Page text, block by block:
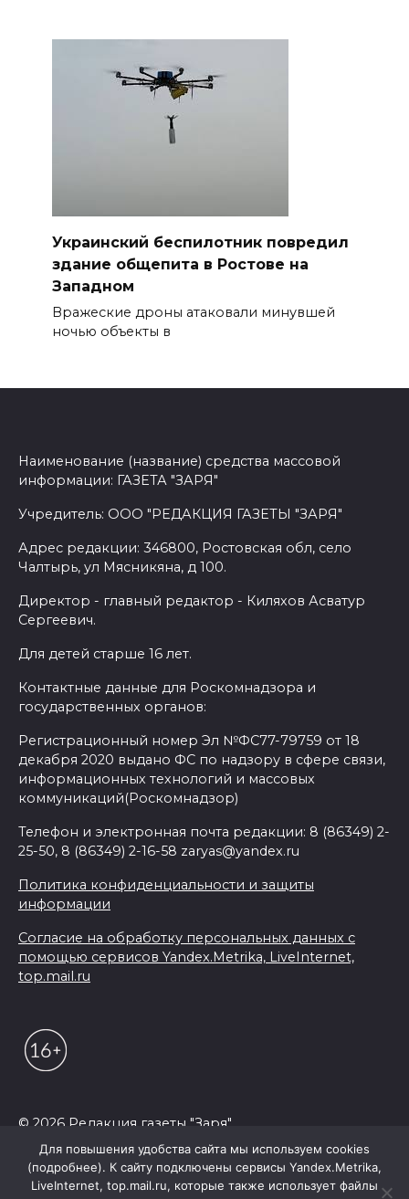
Украинский беспилотник повредил
здание общепита в Ростове на
Западном
Вражеские дроны атаковали минувшей
ночью объекты в
Наименование (название) средства массовой
информации: ГАЗЕТА "ЗАРЯ"
Учредитель: ООО "РЕДАКЦИЯ ГАЗЕТЫ "ЗАРЯ"
Адрес редакции: 346800, Ростовская обл, село
Чалтырь, ул Мясникяна, д 100.
Директор - главный редактор - Киляхов Асватур
Сергеевич.
Для детей старше 16 лет.
Контактные данные для Роскомнадзора и
государственных органов:
Регистрационный номер Эл №ФС77-79759 от 18
декабря 2020 выдано ФС по надзору в сфере связи,
информационных технологий и массовых
коммуникаций(Роскомнадзор)
Телефон и электронная почта редакции: 8 (86349) 2-
25-50, 8 (86349) 2-16-58 zaryas@yandex.ru
Политика конфиденциальности и защиты
информации
Согласие на обработку персональных данных с
помощью сервисов Yandex.Metrika, LiveInternet,
top.mail.ru
© 2026 Редакция газеты "Заря"
Для повышения удобства сайта мы используем cookies
(подробнее). К сайту подключены сервисы Yandex.Metrika,
LiveInternet, top.mail.ru, которые также использует файлы